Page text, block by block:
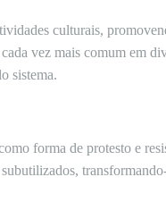
culturais,
vez mais comum em
sistema.
forma de protesto e